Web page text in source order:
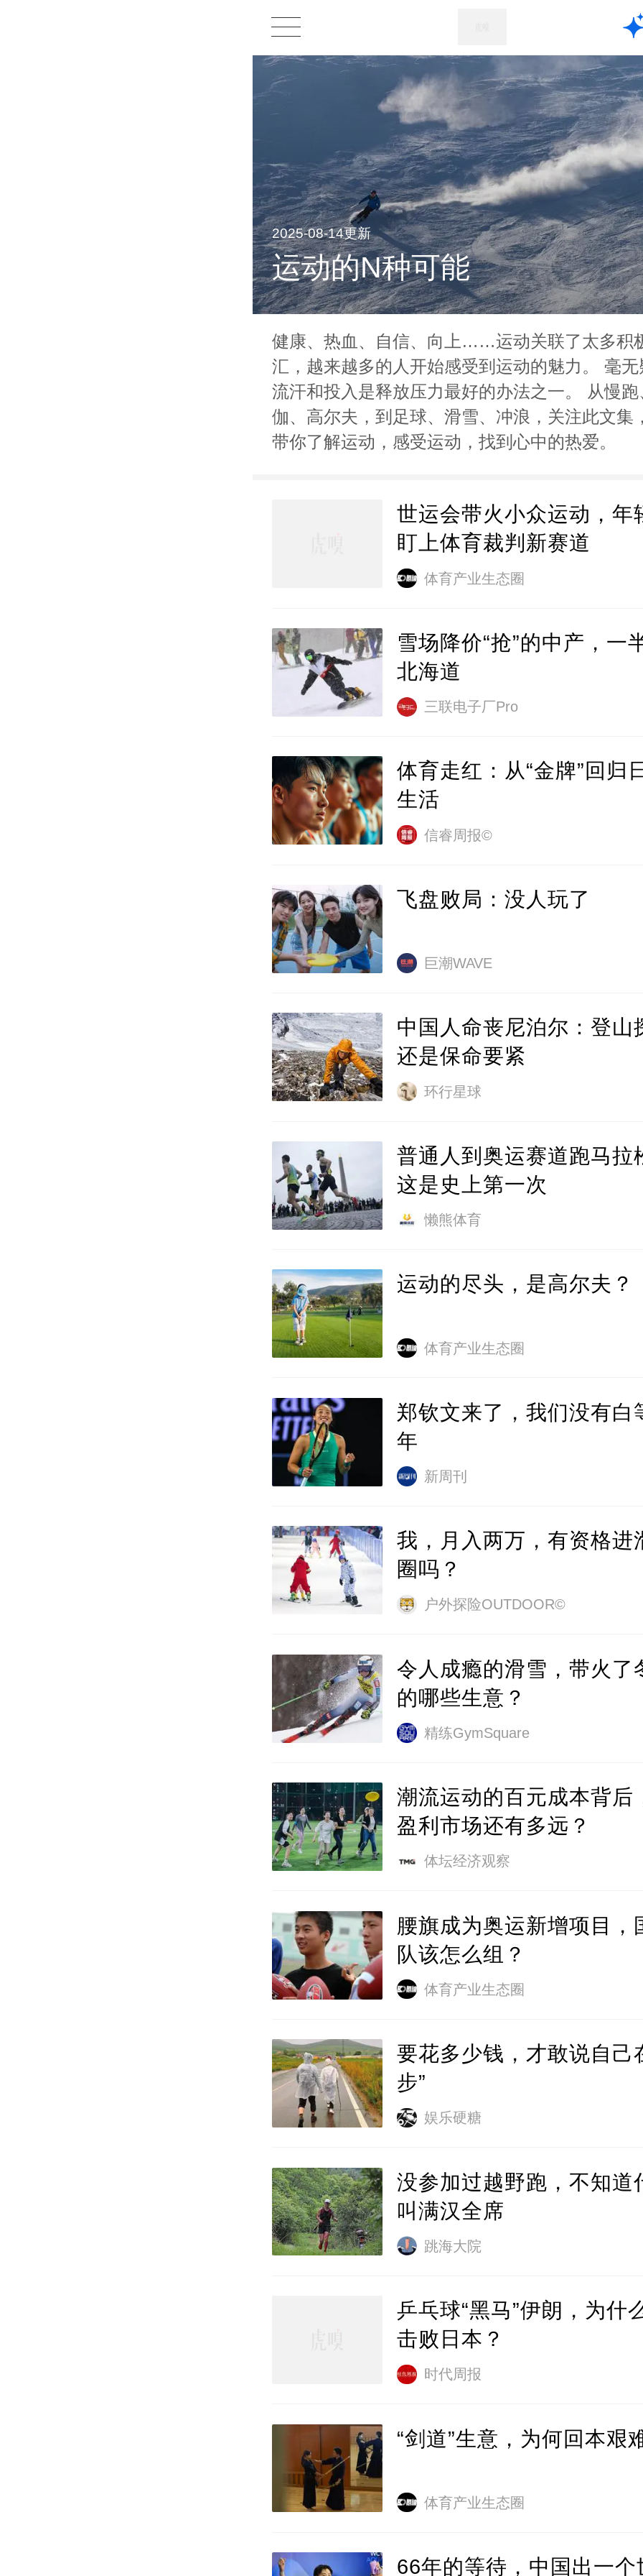
2025-08-14更新
运动的N种可能
健康、热血、自信、向上……运动关联了太多积
汇，越来越多的人开始感受到运动的魅力。 毫无
流汗和投入是释放压力最好的办法之一。 从慢跑
伽、高尔夫，到足球、滑雪、冲浪，关注此文集
带你了解运动，感受运动，找到心中的热爱。
世运会带火小众运动，年
盯上体育裁判新赛道
体育产业生态圈
雪场降价“抢”的中产，一
北海道
三联电子厂Pro
体育走红：从“金牌”回归
生活
信睿周报©
飞盘败局：没人玩了
巨潮WAVE
中国人命丧尼泊尔：登山
还是保命要紧
环行星球
普通人到奥运赛道跑马拉
这是史上第一次
懒熊体育
运动的尽头，是高尔夫？
体育产业生态圈
郑钦文来了，我们没有白
年
新周刊
我，月入两万，有资格进
圈吗？
户外探险OUTDOOR©
令人成瘾的滑雪，带火了
的哪些生意？
精练GymSquare
潮流运动的百元成本背后
盈利市场还有多远？
体坛经济观察
腰旗成为奥运新增项目，
队该怎么组？
体育产业生态圈
要花多少钱，才敢说自己
步”
娱乐硬糖
没参加过越野跑，不知道
叫满汉全席
跳海大院
乒乓球“黑马”伊朗，为什
击败日本？
时代周报
“剑道”生意，为何回本艰
体育产业生态圈
66年的等待，中国出一个